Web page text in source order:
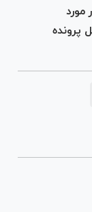
مورد
پرونده